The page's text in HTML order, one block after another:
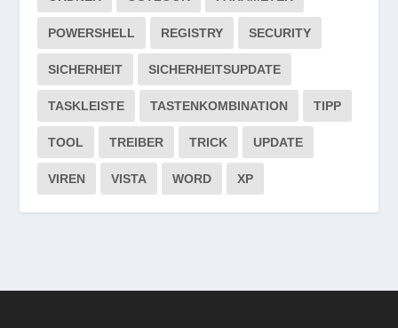
POWERSHELL REGISTRY SECURITY
SICHERHEIT SICHERHEITSUPDATE
TASKLEISTE TASTENKOMBINATION TIPP
TOOL TREIBER TRICK UPDATE
VIREN VISTA WORD XP